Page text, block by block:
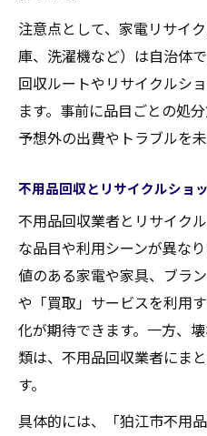
注意点として、家電リサイ
庫、洗濯機など）は自治体
回収ルートやリサイクルシ
ます。事前に品目ごとの処
予想外の出費やトラブルを
不用品回収とリサイクルショ
不用品回収業者とリサイク
な品目や利用シーンが異な
値のある家電や家具、ブラ
や「買取」サービスを利用
化が期待できます。一方、
類は、不用品回収業者にま
す。
具体的には、「狛江市不用